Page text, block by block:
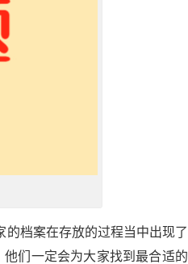
的档案在存放的过程当中出现
们一定会为大家找到最合适